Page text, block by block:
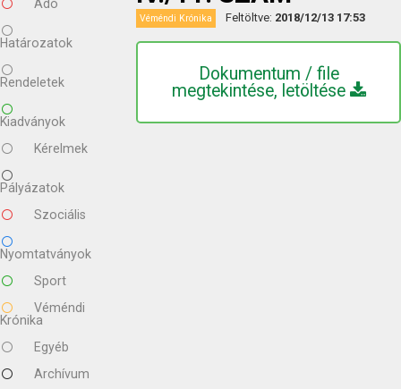
Adó
Határozatok
Rendeletek
Kiadványok
Kérelmek
Pályázatok
Szociális
Nyomtatványok
Sport
Véméndi
Krónika
Egyéb
Archívum
Véméndi Krónika Feltöltve: 2018/12/13 17:53
Dokumentum / file
megtekintése, letöltése